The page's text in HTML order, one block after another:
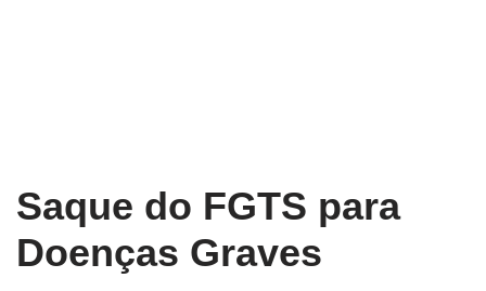
Saque do FGTS para
Doenças Graves